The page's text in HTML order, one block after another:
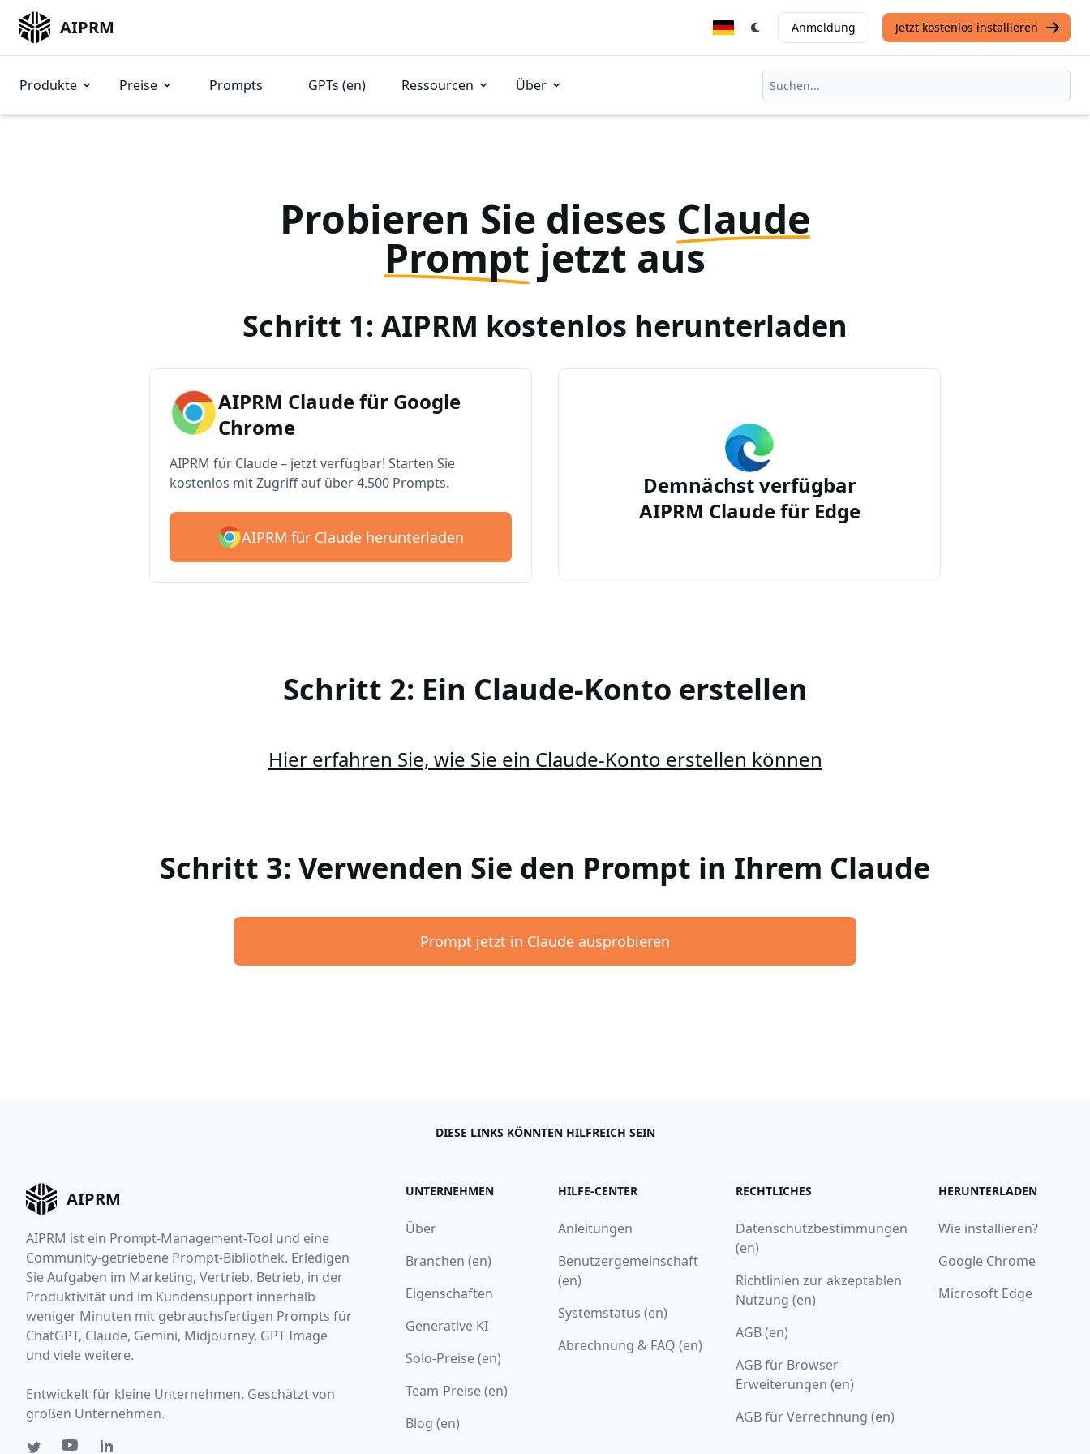
AIPRM Anmeldung Jetzt kostenlos installieren
Produkte Preise Prompts GPTs (en) Ressourcen Über
Probieren Sie dieses Claude
Prompt jetzt aus
Schritt 1: AIPRM kostenlos herunterladen
AIPRM Claude für Google
Chrome
AIPRM für Claude – jetzt verfügbar! Starten Sie
kostenlos mit Zugriff auf über 4.500 Prompts.
AIPRM für Claude herunterladen
Demnächst verfügbar
AIPRM Claude für Edge
Schritt 2: Ein Claude-Konto erstellen
Hier erfahren Sie, wie Sie ein Claude-Konto erstellen können
Schritt 3: Verwenden Sie den Prompt in Ihrem Claude
Prompt jetzt in Claude ausprobieren
DIESE LINKS KÖNNTEN HILFREICH SEIN
AIPRM
AIPRM ist ein Prompt-Management-Tool und eine
Community-getriebene Prompt-Bibliothek. Erledigen
Sie Aufgaben im Marketing, Vertrieb, Betrieb, in der
Produktivität und im Kundensupport innerhalb
weniger Minuten mit gebrauchsfertigen Prompts für
ChatGPT, Claude, Gemini, Midjourney, GPT Image
und viele weitere.
Entwickelt für kleine Unternehmen. Geschätzt von
großen Unternehmen.
UNTERNEHMEN
Über
Branchen (en)
Eigenschaften
Generative KI
Solo-Preise (en)
Team-Preise (en)
Blog (en)
HILFE-CENTER
Anleitungen
Benutzergemeinschaft
(en)
Systemstatus (en)
Abrechnung & FAQ (en)
RECHTLICHES
Datenschutzbestimmungen
(en)
Richtlinien zur akzeptablen
Nutzung (en)
AGB (en)
AGB für Browser-
Erweiterungen (en)
AGB für Verrechnung (en)
HERUNTERLADEN
Wie installieren?
Google Chrome
Microsoft Edge